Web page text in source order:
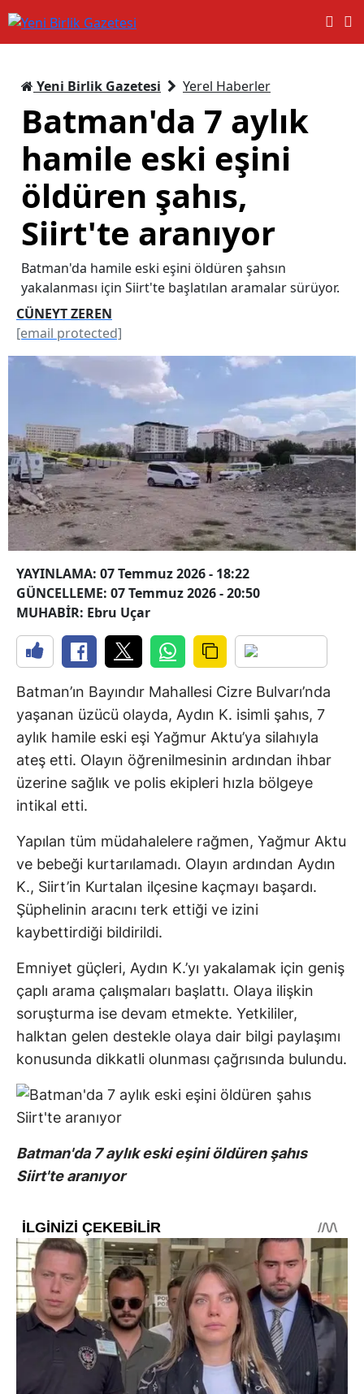
Yeni Birlik Gazetesi Yerel Haberler
Batman'da 7 aylık
hamile eski eşini
öldüren şahıs,
Siirt'te aranıyor
Batman'da hamile eski eşini öldüren şahsın
yakalanması için Siirt'te başlatılan aramalar sürüyor.
CÜNEYT ZEREN
[email protected]
YAYINLAMA: 07 Temmuz 2026 - 18:22
GÜNCELLEME: 07 Temmuz 2026 - 20:50
MUHABİR: Ebru Uçar
Batman’ın Bayındır Mahallesi Cizre Bulvarı’nda
yaşanan üzücü olayda, Aydın K. isimli şahıs, 7
aylık hamile eski eşi Yağmur Aktu’ya silahıyla
ateş etti. Olayın öğrenilmesinin ardından ihbar
üzerine sağlık ve polis ekipleri hızla bölgeye
intikal etti.
Yapılan tüm müdahalelere rağmen, Yağmur Aktu
ve bebeği kurtarılamadı. Olayın ardından Aydın
K., Siirt’in Kurtalan ilçesine kaçmayı başardı.
Şüphelinin aracını terk ettiği ve izini
kaybettirdiği bildirildi.
Emniyet güçleri, Aydın K.’yı yakalamak için geniş
çaplı arama çalışmaları başlattı. Olaya ilişkin
soruşturma ise devam etmekte. Yetkililer,
halktan gelen destekle olaya dair bilgi paylaşımı
konusunda dikkatli olunması çağrısında bulundu.
Batman'da 7 aylık eski eşini öldüren şahıs
Siirt'te aranıyor